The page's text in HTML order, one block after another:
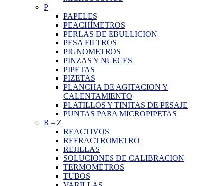
P
PAPELES
PEACHÍMETROS
PERLAS DE EBULLICION
PESA FILTROS
PIGNOMETROS
PINZAS Y NUECES
PIPETAS
PIZETAS
PLANCHA DE AGITACION Y
CALENTAMIENTO
PLATILLOS Y TINITAS DE PESAJE
PUNTAS PARA MICROPIPETAS
R – Z
REACTIVOS
REFRACTROMETRO
REJILLAS
SOLUCIONES DE CALIBRACION
TERMOMETROS
TUBOS